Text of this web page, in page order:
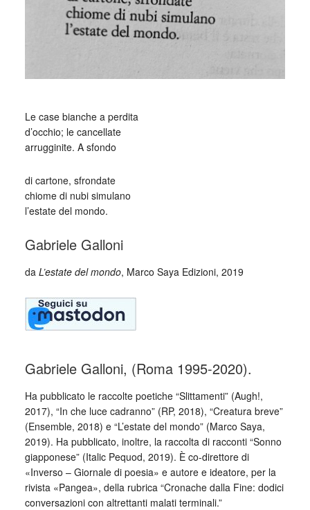
Le case bianche a perdita
d’occhio; le cancellate
arrugginite. A sfondo
di cartone, sfrondate
chiome di nubi simulano
l’estate del mondo.
Gabriele Galloni
da L’estate del mondo, Marco Saya Edizioni, 2019
Gabriele Galloni, (Roma 1995-2020).
Ha pubblicato le raccolte poetiche “Slittamenti” (Augh!,
2017), “In che luce cadranno” (RP, 2018), “Creatura breve”
(Ensemble, 2018) e “L’estate del mondo” (Marco Saya,
2019). Ha pubblicato, inoltre, la raccolta di racconti “Sonno
giapponese” (Italic Pequod, 2019). È co-direttore di
«Inverso – Giornale di poesia» e autore e ideatore, per la
rivista «Pangea», della rubrica “Cronache dalla Fine: dodici
conversazioni con altrettanti malati terminali.”